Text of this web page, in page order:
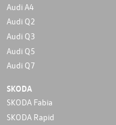
Audi A4
Audi Q2
Audi Q3
Audi Q5
Audi Q7
SKODA
SKODA Fabia
SKODA Rapid